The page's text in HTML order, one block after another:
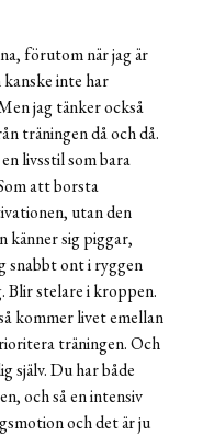
förutom när jag är
inte har
jag tänker också
träningen då och då.
livsstil som bara
att borsta
utan den
känner sig piggar,
snabbt ont i ryggen
Blir stelare i kroppen.
kommer livet emellan
träningen. Och
själv. Du har både
och så en intensiv
och det är ju